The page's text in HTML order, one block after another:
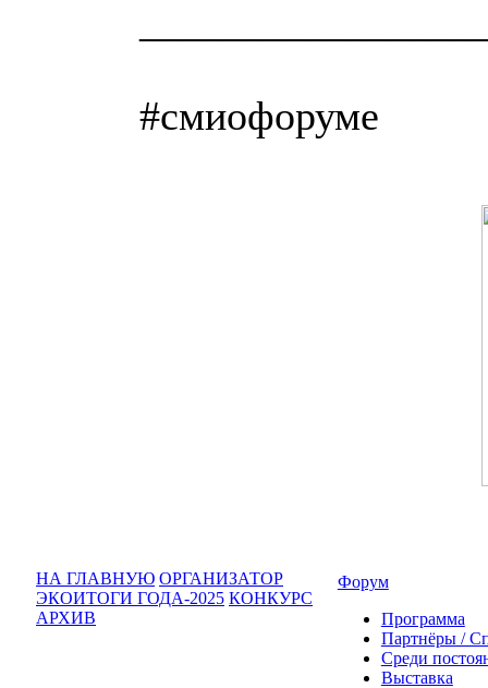
#смиофоруме
НА ГЛАВНУЮ ОРГАНИЗАТОР
ЭКОИТОГИ ГОДА-2025 КОНКУРС
АРХИВ
Форум
Программа
Партнёры /
Среди
Выставка